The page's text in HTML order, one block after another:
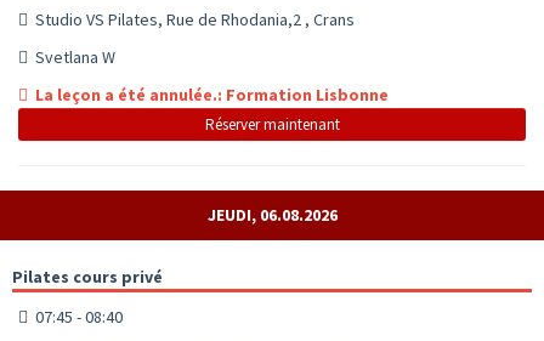
Studio VS Pilates, Rue de Rhodania,2 , Crans
Svetlana W
La leçon a été annulée.: Formation Lisbonne
Réserver maintenant
JEUDI, 06.08.2026
Pilates cours privé
07:45 - 08:40